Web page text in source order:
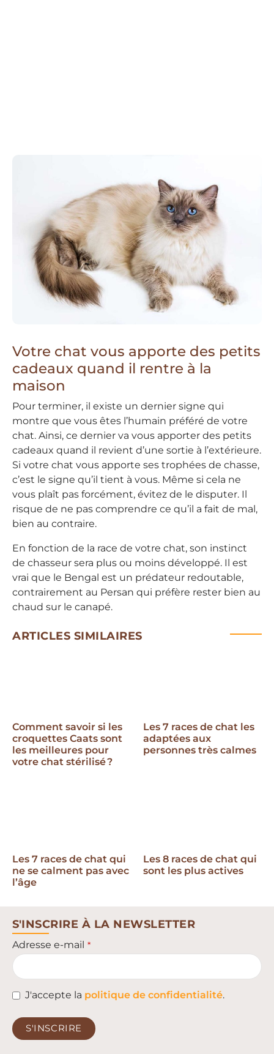
Votre chat vous apporte des petits
cadeaux quand il rentre à la
maison
Pour terminer, il existe un dernier signe qui
montre que vous êtes l’humain préféré de votre
chat. Ainsi, ce dernier va vous apporter des petits
cadeaux quand il revient d’une sortie à l’extérieure.
Si votre chat vous apporte ses trophées de chasse,
c’est le signe qu’il tient à vous. Même si cela ne
vous plaît pas forcément, évitez de le disputer. Il
risque de ne pas comprendre ce qu’il a fait de mal,
bien au contraire.
En fonction de la race de votre chat, son instinct
de chasseur sera plus ou moins développé. Il est
vrai que le Bengal est un prédateur redoutable,
contrairement au Persan qui préfère rester bien au
chaud sur le canapé.
ARTICLES SIMILAIRES
Comment savoir si les
croquettes Caats sont
les meilleures pour
votre chat stérilisé ?
Les 7 races de chat les
adaptées aux
personnes très calmes
Les 7 races de chat qui
ne se calment pas avec
l’âge
Les 8 races de chat qui
sont les plus actives
S'INSCRIRE À LA NEWSLETTER
Adresse e-mail *
J'accepte la politique de confidentialité.
S'INSCRIRE